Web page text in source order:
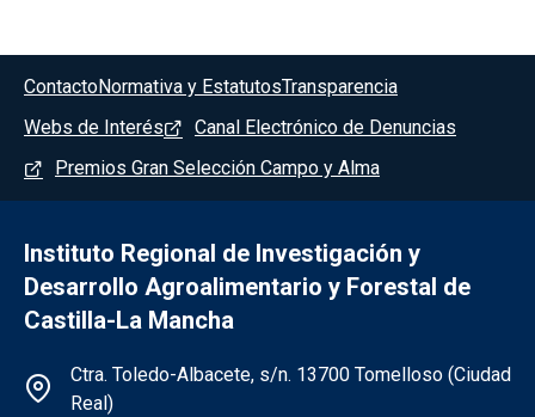
Menú del pie
ContactoNormativa y EstatutosTransparencia
Webs de Interés
Canal Electrónico de Denuncias
Premios Gran Selección Campo y Alma
Instituto Regional de Investigación y
Desarrollo Agroalimentario y Forestal de
Castilla-La Mancha
Información de la institución
Ctra. Toledo-Albacete, s/n. 13700 Tomelloso (Ciudad
Real)